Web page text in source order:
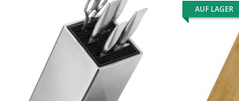
AUF LAGER